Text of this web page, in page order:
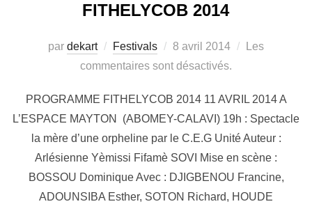
FITHELYCOB 2014
par dekart Festivals 8 avril 2014
Les
commentaires sont désactivés.
PROGRAMME FITHELYCOB 2014 11 AVRIL 2014 A
L’ESPACE MAYTON (ABOMEY-CALAVI) 19h : Spectacle
la mère d’une orpheline par le C.E.G Unité Auteur :
Arlésienne Yèmissi Fifamè SOVI Mise en scène :
BOSSOU Dominique Avec : DJIGBENOU Francine,
ADOUNSIBA Esther, SOTON Richard, HOUDE